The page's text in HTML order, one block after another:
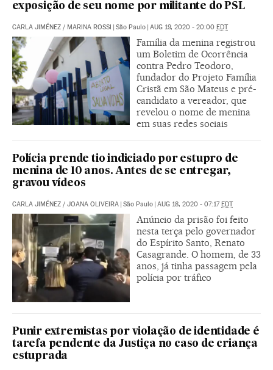
exposição de seu nome por militante do PSL
CARLA JIMÉNEZ / MARINA ROSSI | São Paulo | AUG 19, 2020 - 20:00 EDT
Família da menina registrou
um Boletim de Ocorrência
contra Pedro Teodoro,
fundador do Projeto Família
Cristã em São Mateus e pré-
candidato a vereador, que
revelou o nome de menina
em suas redes sociais
Polícia prende tio indiciado por estupro de
menina de 10 anos. Antes de se entregar,
gravou vídeos
CARLA JIMÉNEZ / JOANA OLIVEIRA | São Paulo | AUG 18, 2020 - 07:17EDT
Anúncio da prisão foi feito
nesta terça pelo governador
do Espírito Santo, Renato
Casagrande. O homem, de 33
anos, já tinha passagem pela
polícia por tráfico
Punir extremistas por violação de identidade é
tarefa pendente da Justiça no caso de criança
estuprada